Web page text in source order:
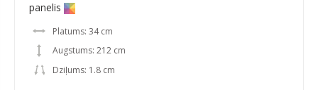
panelis
Platums: 34 cm
Augstums: 212 cm
Dziļums: 1.8 cm